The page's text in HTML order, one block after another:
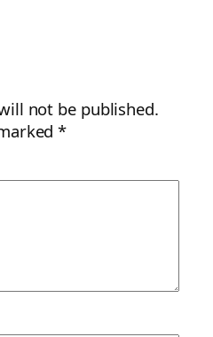
not be published.
*